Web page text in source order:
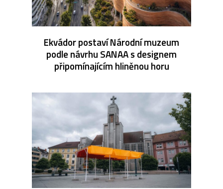
Ekvádor postaví Národní muzeum
podle návrhu SANAA s designem
připomínajícím hliněnou horu